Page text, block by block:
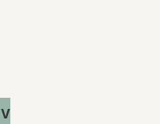
Vis produkt